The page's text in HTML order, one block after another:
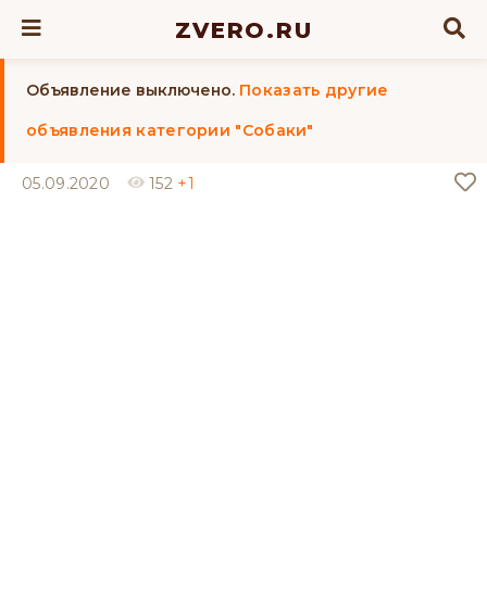
ZVERO.RU
Объявление выключено. Показать другие
объявления категории "Собаки"
05.09.2020 152 +1